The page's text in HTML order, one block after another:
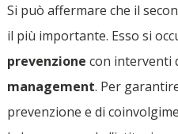
Si può affermare che il
il più importante. Esso si
prevenzione con interventi
management. Per
prevenzione e di